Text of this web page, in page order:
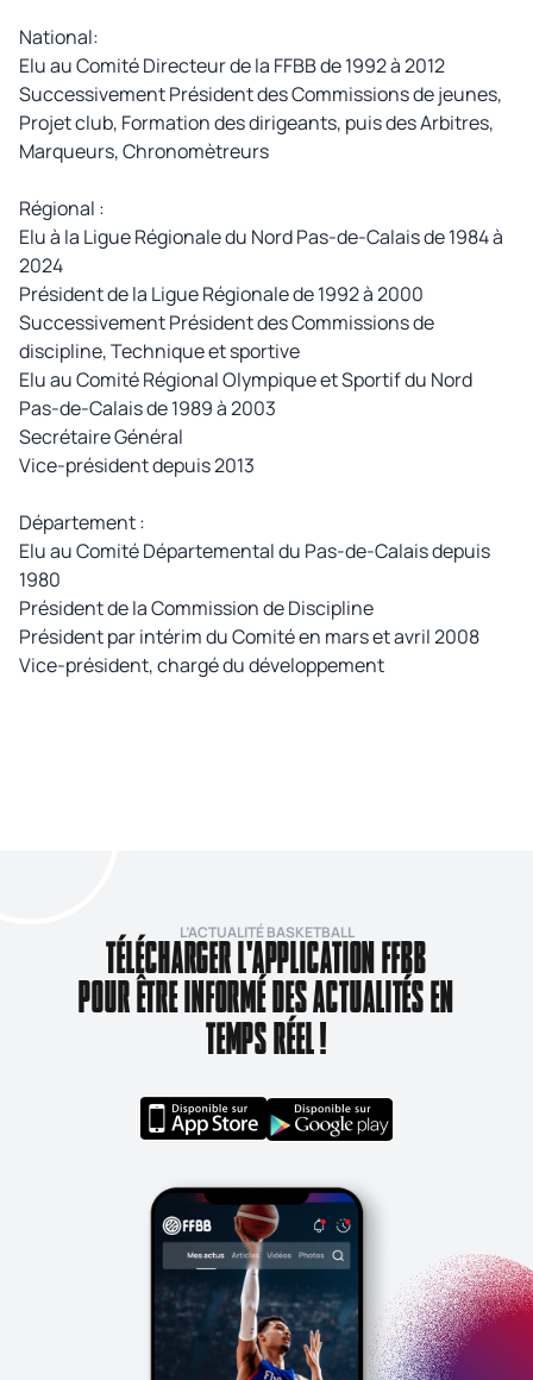
National:
Elu au Comité Directeur de la FFBB de 1992 à 2012
Successivement Président des Commissions de jeunes,
Projet club, Formation des dirigeants, puis des Arbitres,
Marqueurs, Chronomètreurs
Régional :
Elu à la Ligue Régionale du Nord Pas-de-Calais de 1984 à
2024
Président de la Ligue Régionale de 1992 à 2000
Successivement Président des Commissions de
discipline, Technique et sportive
Elu au Comité Régional Olympique et Sportif du Nord
Pas-de-Calais de 1989 à 2003
Secrétaire Général
Vice-président depuis 2013
Département :
Elu au Comité Départemental du Pas-de-Calais depuis
1980
Président de la Commission de Discipline
Président par intérim du Comité en mars et avril 2008
Vice-président, chargé du développement
L’ACTUALITÉ BASKETBALL
TÉLÉCHARGER L'APPLICATION FFBB
POUR ÊTRE INFORMÉ DES ACTUALITÉS EN
TEMPS RÉEL !